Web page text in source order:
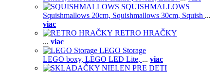
SQUISHMALLOWS
Squishmallows 20cm, Squishmallows 30cm, Squish ...
viac
RETRO HRAČKY
... viac
LEGO Storage
LEGO boxy, LEGO LED Lite, ... viac